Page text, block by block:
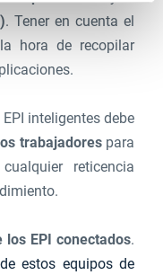
. Tener en cuenta el
hora de recopilar
inteligentes debe
trabajadorespara
reticencia
los EPI conectados.
estos equipos de